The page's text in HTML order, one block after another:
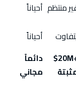
منتظم أحياناً
أحياناً
+20M$
دائماً
مجاني